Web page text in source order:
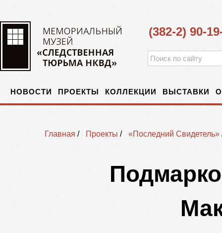
(382-2) 90-
НОВОСТИ ПРОЕКТЫ КОЛЛЕКЦИИ ВЫСТАВКИ
Главная / Проекты / «Последний Свидетель»